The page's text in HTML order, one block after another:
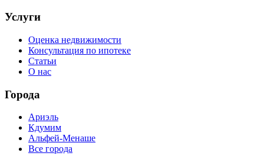
Услуги
Оценка недвижимости
Консультация по ипотеке
Статьи
О нас
Города
Ариэль
Кдумим
Альфей-Менаше
Все города